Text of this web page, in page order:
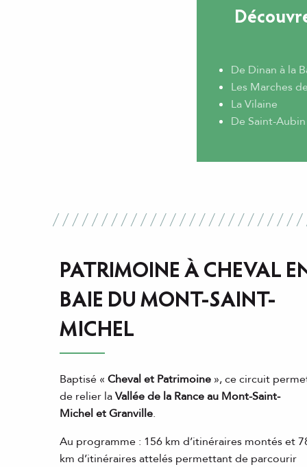
De Dinan à la
Les Marches
La Vilaine
De Saint-
PATRIMOINE À CHEVAL
BAIE DU MONT-SAINT-
MICHEL
Baptisé « Cheval et Patrimoine », ce circuit
de relier laVallée de la Rance au Mont-Saint-
Michel et Granville.
Au programme : 156 km d’itinéraires montés et
km d’itinéraires attelés permettant de parcourir